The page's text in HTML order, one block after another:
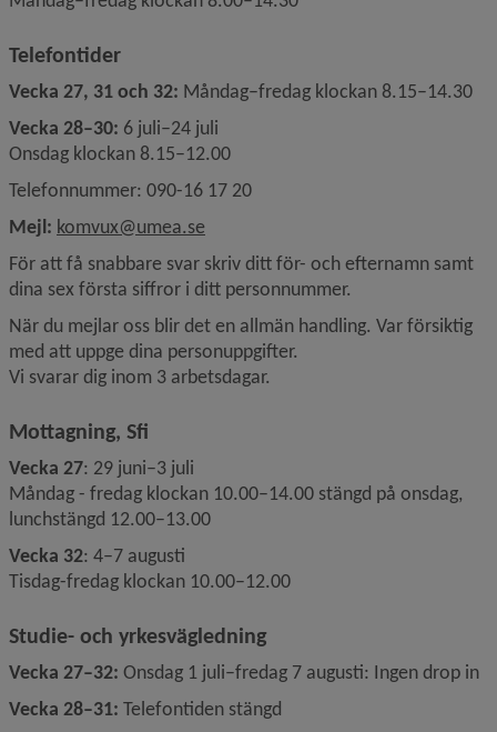
Telefontider
Vecka 27, 31 och 32: Måndag–fredag klockan 8.15–14.30
Vecka 28–30: 6 juli–24 juli
Onsdag klockan 8.15–12.00
Telefonnummer: 090-16 17 20
Mejl: komvux@umea.se
För att få snabbare svar skriv ditt för- och efternamn samt
dina sex första siffror i ditt personnummer.
När du mejlar oss blir det en allmän handling. Var försiktig
med att uppge dina personuppgifter.
Vi svarar dig inom 3 arbetsdagar.
Mottagning, Sfi
Vecka 27: 29 juni–3 juli
Måndag - fredag klockan 10.00–14.00 stängd på onsdag,
lunchstängd 12.00–13.00
Vecka 32: 4–7 augusti
Tisdag-fredag klockan 10.00–12.00
Studie- och yrkesvägledning
Vecka 27–32: Onsdag 1 juli–fredag 7 augusti: Ingen drop in
Vecka 28–31: Telefontiden stängd